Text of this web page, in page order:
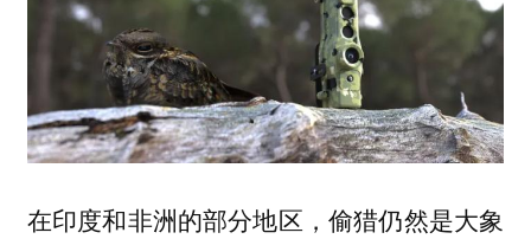
在印度和非洲的部分地区，偷猎仍然是大象